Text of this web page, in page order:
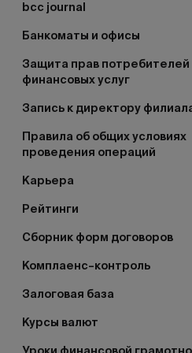
bcc journal
Банкоматы и офисы
Защита прав потребителей
финансовых услуг
Запись к директору
Правила об общих условиях
проведения операций
Карьера
Рейтинги
Сборник форм договоров
Комплаенс–контроль
Залоговая база
Курсы валют